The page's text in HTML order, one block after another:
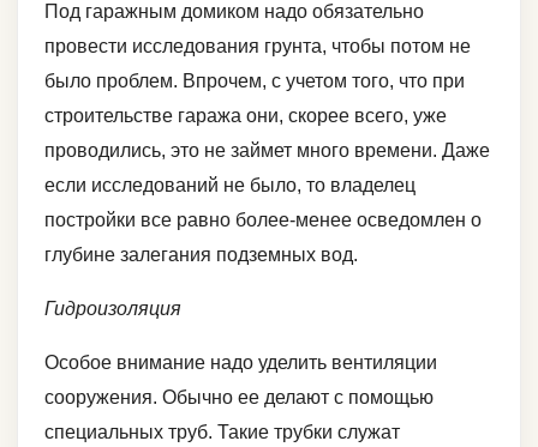
Под гаражным домиком надо обязательно
провести исследования грунта, чтобы потом не
было проблем. Впрочем, с учетом того, что при
строительстве гаража они, скорее всего, уже
проводились, это не займет много времени. Даже
если исследований не было, то владелец
постройки все равно более-менее осведомлен о
глубине залегания подземных вод.
Гидроизоляция
Особое внимание надо уделить вентиляции
сооружения. Обычно ее делают с помощью
специальных труб. Такие трубки служат